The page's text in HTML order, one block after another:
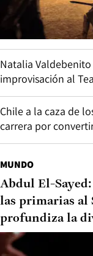
Natalia
improvisación al
Chile a la caza de
carrera por
MUNDO
Abdul El-
las primarias al
profundiza la